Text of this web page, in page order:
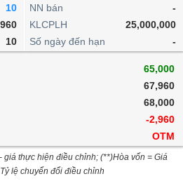
10
10
NN bán
-
KLCPLH
25,000,000
Số ngày đến hạn
-
65,000
67,960
68,000
-2,960
OTM
giá thực hiện điều chỉnh; (**)Hòa vốn = Giá
lệ chuyển đổi điều chỉnh